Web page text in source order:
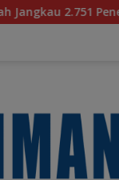
Bagaimana